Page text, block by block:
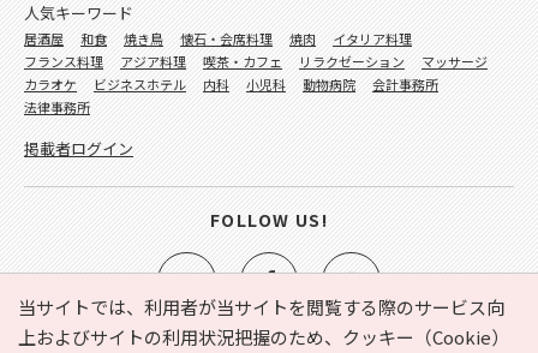
当サイトでは、利用者が当サイトを閲覧する際のサービス向
上およびサイトの利用状況把握のため、クッキー（Cookie）
人気キーワード
居酒屋 和食 焼き鳥 懐石・会席料理 焼肉
イタリア料理
フランス料理
アジア料理 喫茶・カフェ リラクゼーション
マッサージ
カラオケ
ビジネスホテル 内科 小児科 動物病院
会計事務所
法律事務所
掲載者ログイン
FOLLOW US!